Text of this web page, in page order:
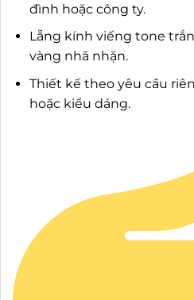
đình hoặc công ty.
Lẵng kính viếng tone
vàng nhã nhặn.
Thiết kế theo yêu cầu
hoặc kiểu dáng.